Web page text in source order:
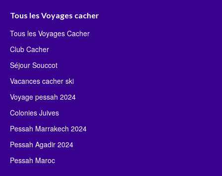
Tous les Voyages cacher
Tous les Voyages Cacher
Club Cacher
Séjour Souccot
Vacances cacher ski
Voyage pessah 2024
Colonies Juives
Pessah Marrakech 2024
Pessah Agadir 2024
Pessah Maroc